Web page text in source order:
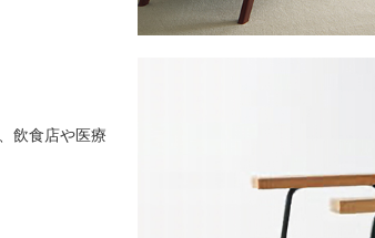
飲食店や医療